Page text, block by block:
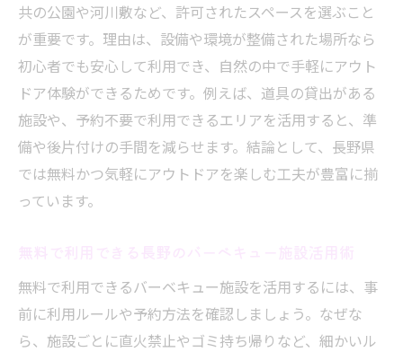
共の公園や河川敷など、許可されたスペースを選ぶこと
が重要です。理由は、設備や環境が整備された場所なら
初心者でも安心して利用でき、自然の中で手軽にアウト
ドア体験ができるためです。例えば、道具の貸出がある
施設や、予約不要で利用できるエリアを活用すると、準
備や後片付けの手間を減らせます。結論として、長野県
では無料かつ気軽にアウトドアを楽しむ工夫が豊富に揃
っています。
無料で利用できるバーベキュー施設を活用するには、事
前に利用ルールや予約方法を確認しましょう。なぜな
ら、施設ごとに直火禁止やゴミ持ち帰りなど、細かいル